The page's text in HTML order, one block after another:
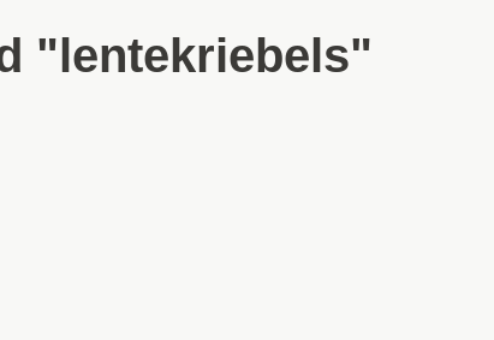
"lentekriebels"